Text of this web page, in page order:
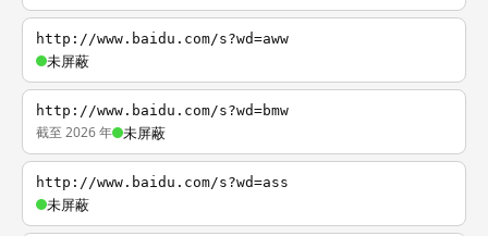
http://www.baidu.com/s?wd=aww
未屏蔽
http://www.baidu.com/s?wd=bmw
截至 2026 年 未屏蔽
http://www.baidu.com/s?wd=ass
未屏蔽